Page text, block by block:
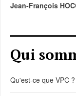
Jean-François
Qui
Qu'est-ce que VPC ?